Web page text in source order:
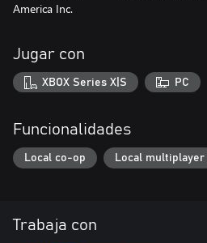
America Inc.
Jugar con
XBOX Series X|S PC
Funcionalidades
Local co-op Local multiplayer
Trabaja con